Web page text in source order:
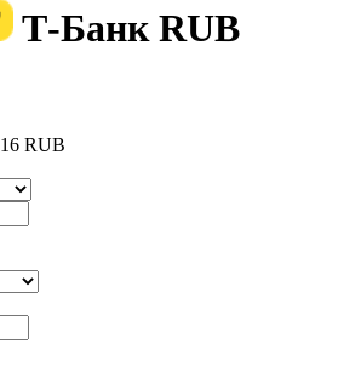
Т-Банк RUB
RUB